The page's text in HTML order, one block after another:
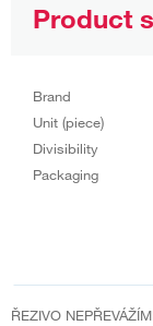
Product
Brand
Unit (piece)
Divisibility
Packaging
ŘEZIVO